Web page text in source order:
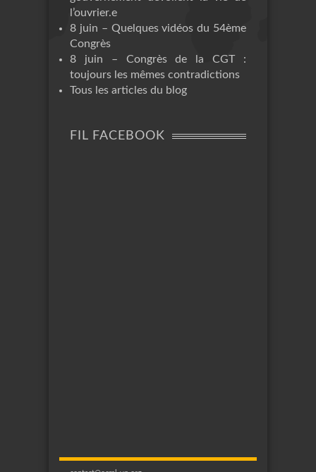
l’ouvrier.e
8 juin – Quelques vidéos du 54ème
Congrès
8 juin – Congrès de la CGT :
toujours les mêmes contradictions
Tous les articles du blog
FIL FACEBOOK